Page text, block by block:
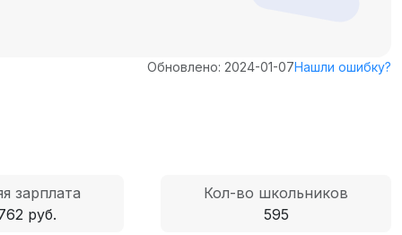
Обновлено: 2024-01-07Нашли ошибку?
зарплата
руб.
Кол-во школьников
595